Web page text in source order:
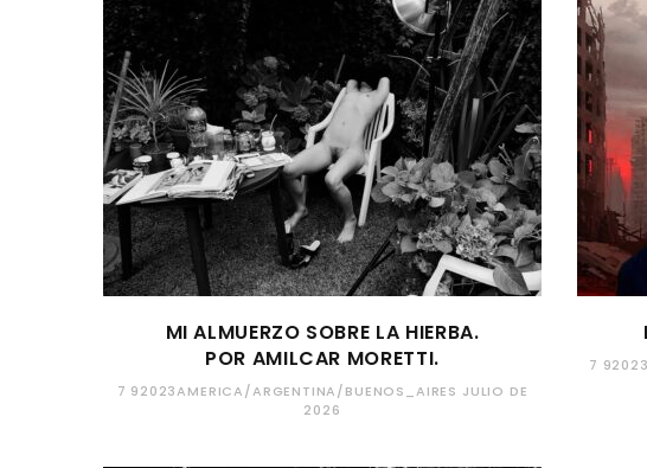
MI ALMUERZO SOBRE LA HIERBA.
POR AMILCAR MORETTI.
7 92023AMERICA/ARGENTINA/BUENOS_AIRES JULIO DE
2026
7